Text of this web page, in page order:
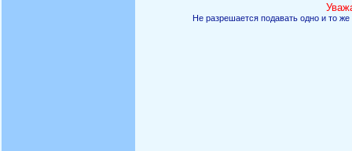
Не разрешается подавать одно и то